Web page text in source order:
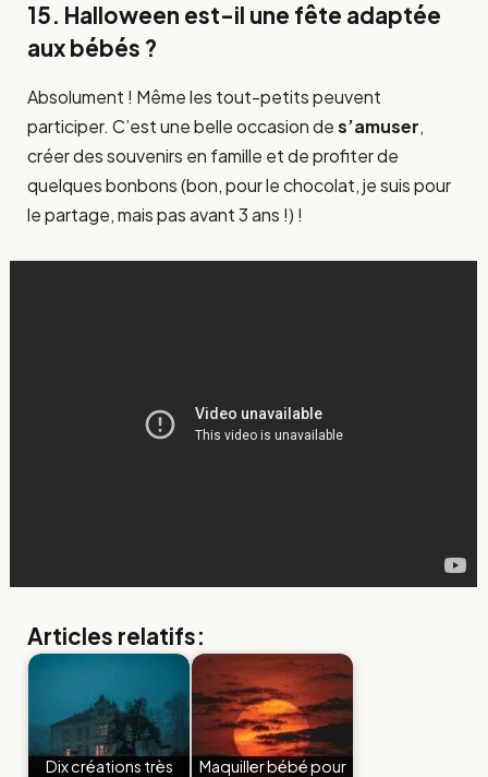
15. Halloween est-il une fête adaptée
aux bébés ?
Absolument ! Même les tout-petits peuvent
participer. C’est une belle occasion des’amuser,
créer des souvenirs en famille et de profiter de
quelques bonbons (bon, pour le chocolat, je suis pour
le partage, mais pas avant 3 ans !) !
Articles relatifs:
Dix créations très
Maquiller bébé pour